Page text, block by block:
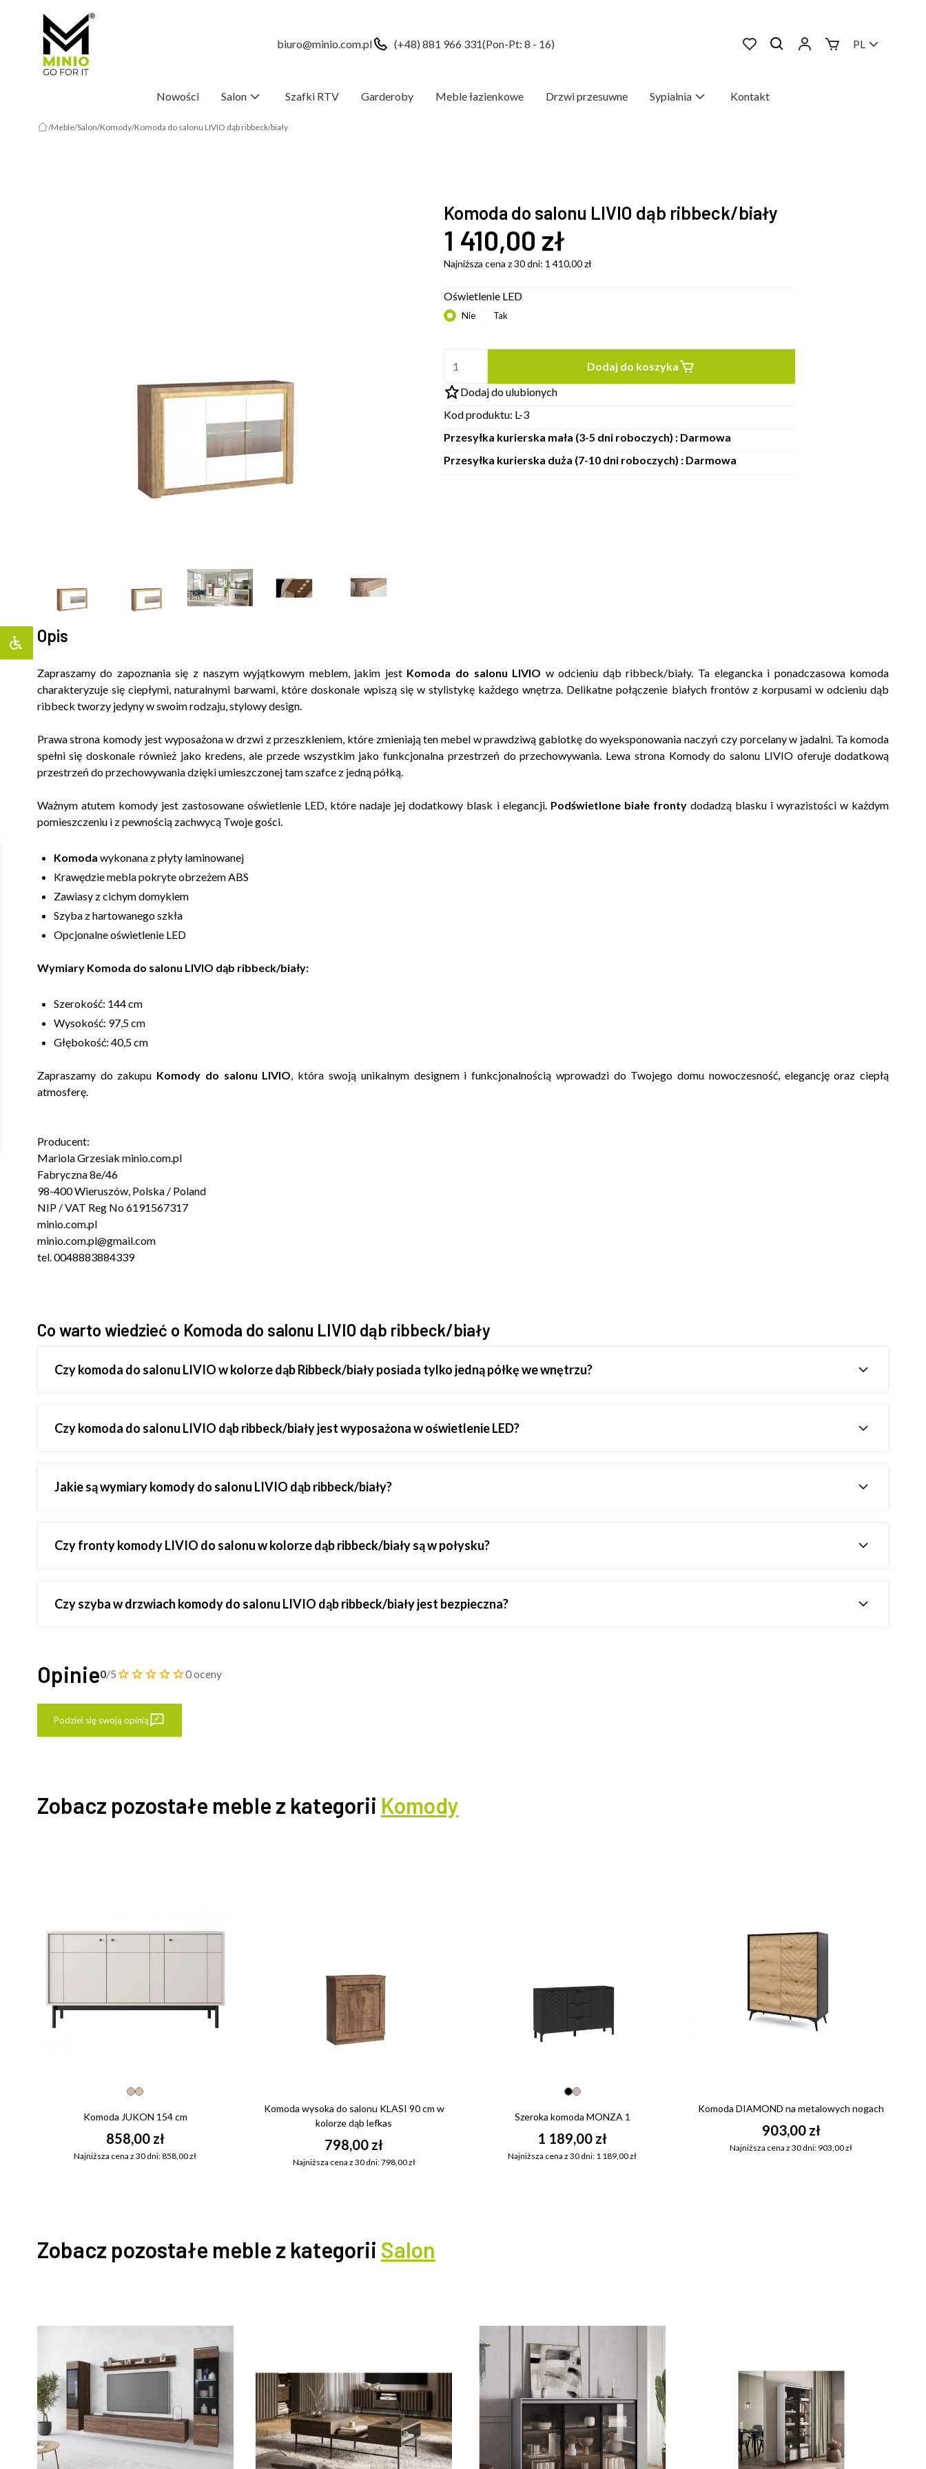
biuro@minio.com.pl (+48) 881 966 331(Pon-Pt: 8 - 16) PL
Nowości Salon Szafki RTV Garderoby Meble łazienkowe Drzwi przesuwne Sypialnia Kontakt
Meble Salon Komody Komoda do salonu LIVIO dąb ribbeck/biały
Komoda do salonu LIVIO dąb ribbeck/biały
1 410,00 zł
Najniższa cena z 30 dni: 1 410,00zł
Oświetlenie LED
Nie Tak
Dodaj do koszyka
Dodaj do ulubionych
Kod produktu: L-3
Przesyłka kurierska mała (3-5 dni roboczych) : Darmowa
Przesyłka kurierska duża (7-10 dni roboczych) : Darmowa
Opis
Zapraszamy do zapoznania się z naszym wyjątkowym meblem, jakim jest Komoda do salonu LIVIO w odcieniu dąb ribbeck/biały. Ta elegancka i ponadczasowa komoda
charakteryzuje się ciepłymi, naturalnymi barwami, które doskonale wpiszą się w stylistykę każdego wnętrza. Delikatne połączenie białych frontów z korpusami w odcieniu dąb
ribbeck tworzy jedyny w swoim rodzaju, stylowy design.
Prawa strona komody jest wyposażona w drzwi z przeszkleniem, które zmieniają ten mebel w prawdziwą gablotkę do wyeksponowania naczyń czy porcelany w jadalni. Ta komoda
spełni się doskonale również jako kredens, ale przede wszystkim jako funkcjonalna przestrzeń do przechowywania. Lewa strona Komody do salonu LIVIO oferuje dodatkową
przestrzeń do przechowywania dzięki umieszczonej tam szafce z jedną półką.
Ważnym atutem komody jest zastosowane oświetlenie LED, które nadaje jej dodatkowy blask i elegancji. Podświetlone białe frontydodadzą blasku i wyrazistości w każdym
pomieszczeniu i z pewnością zachwycą Twoje gości.
Komoda wykonana z płyty laminowanej
Krawędzie mebla pokryte obrzeżem ABS
Zawiasy z cichym domykiem
Szyba z hartowanego szkła
Opcjonalne oświetlenie LED
Wymiary Komoda do salonu LIVIO dąb ribbeck/biały:
Szerokość: 144 cm
Wysokość: 97,5 cm
Głębokość: 40,5 cm
Zapraszamy do zakupu Komody do salonu LIVIO, która swoją unikalnym designem i funkcjonalnością wprowadzi do Twojego domu nowoczesność, elegancję oraz ciepłą
atmosferę.
Producent:
Mariola Grzesiak minio.com.pl
Fabryczna 8e/46
98-400 Wieruszów, Polska / Poland
NIP / VAT Reg No 6191567317
minio.com.pl
minio.com.pl@gmail.com
tel. 0048883884339
Co warto wiedzieć o Komoda do salonu LIVIO dąb ribbeck/biały
Czy komoda do salonu LIVIO w kolorze dąb Ribbeck/biały posiada tylko jedną półkę we wnętrzu?
Czy komoda do salonu LIVIO dąb ribbeck/biały jest wyposażona w oświetlenie LED?
Jakie są wymiary komody do salonu LIVIO dąb ribbeck/biały?
Czy fronty komody LIVIO do salonu w kolorze dąb ribbeck/biały są w połysku?
Czy szyba w drzwiach komody do salonu LIVIO dąb ribbeck/biały jest bezpieczna?
Opinie0/5 0 oceny
Podziel się swoją opinią
Zobacz pozostałe meble z kategorii Komody
Komoda JUKON 154 cm
858,00 zł
Najniższa cena z 30 dni: 858,00 zł
Komoda wysoka do salonu KLASI 90 cm w
kolorze dąb lefkas
798,00 zł
Najniższa cena z 30 dni: 798,00 zł
Szeroka komoda MONZA 1
1 189,00 zł
Najniższa cena z 30 dni: 1 189,00 zł
Komoda DIAMOND na metalowych nogach
903,00 zł
Najniższa cena z 30 dni: 903,00 zł
Zobacz pozostałe meble z kategorii Salon